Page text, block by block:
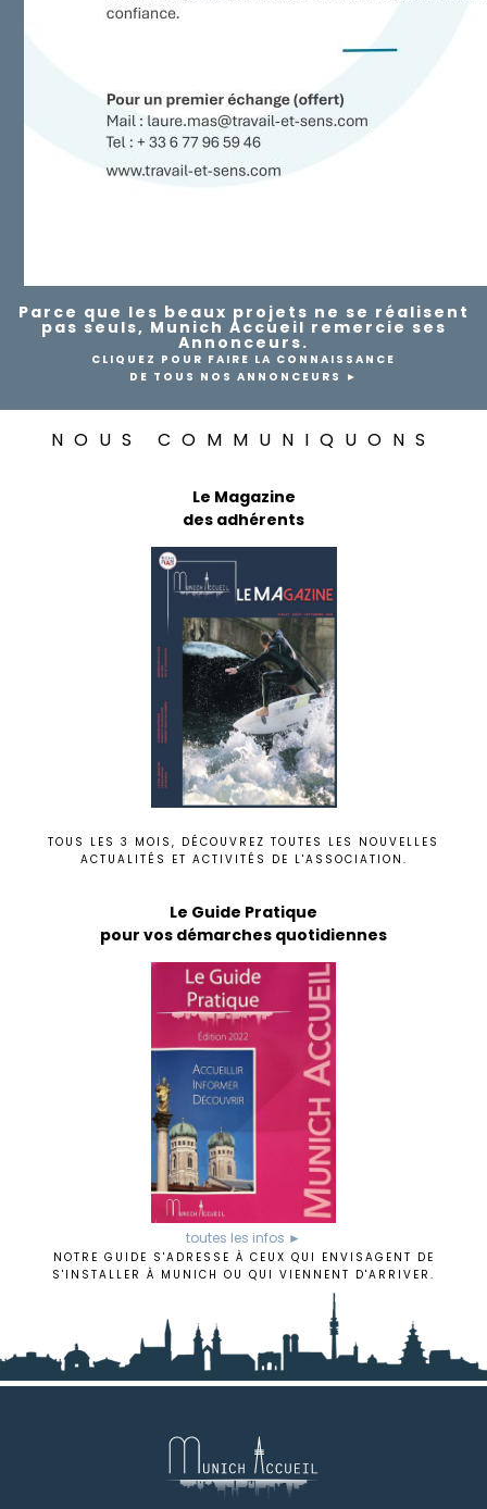
Parce que les beaux projets ne se réalisent
pas seuls, Munich Accueil remercie ses
Annonceurs.
CLIQUEZ POUR FAIRE LA CONNAISSANCE
DE TOUS NOS ANNONCEURS ►
NOUS COMMUNIQUONS
Le Magazine
des adhérents
TOUS LES 3 MOIS, DÉCOUVREZ TOUTES LES NOUVELLES
ACTUALITÉS ET ACTIVITÉS DE L'ASSOCIATION.
Le Guide Pratique
pour vos démarches quotidiennes
toutes les infos ►
NOTRE GUIDE S'ADRESSE À CEUX QUI ENVISAGENT DE
S'INSTALLER À MUNICH OU QUI VIENNENT D'ARRIVER.